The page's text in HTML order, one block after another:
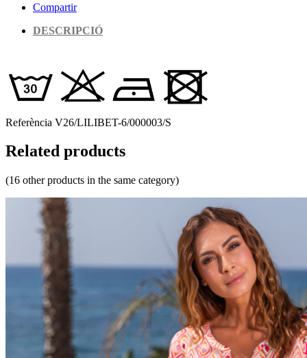
Compartir
DESCRIPCIÓ
Referència V26/LILIBET-6/000003/S
Related products
(16 other products in the same category)